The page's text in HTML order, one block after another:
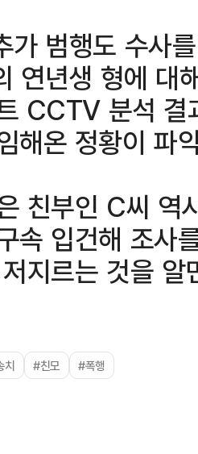
가 범행도 수사
연년생 형에 대
CCTV 분석
해온 정황이 파
친부인 C씨 역
속 입건해 조사
지르는 것을
치 #친모 #폭행